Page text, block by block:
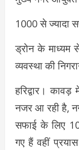
1000 से ज्यादा
ड्रोन के माध्यम
व्यवस्था की
हरिद्वार।
नजर आ रही है,
सफाई के लिए
गए हैं वहीं